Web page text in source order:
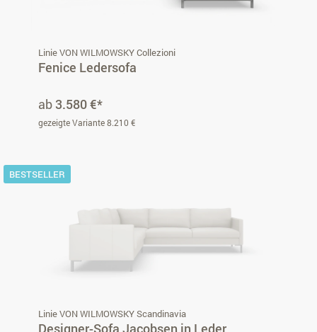
Linie VON WILMOWSKY Collezioni
Fenice Ledersofa
ab 3.580 €*
gezeigte Variante 8.210 €
BESTSELLER
Linie VON WILMOWSKY Scandinavia
Designer-Sofa Jacobsen in Leder